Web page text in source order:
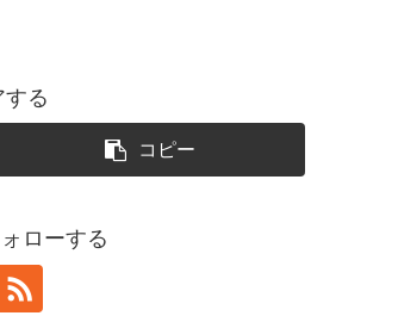
する
コピー
ローする